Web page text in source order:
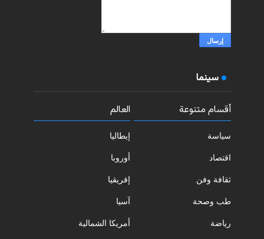
سينما
أقسام متنوعة
سياسة
اقتصاد
ثقافة وفن
طب وصحة
رياضة
العالم
إيطاليا
أوروبا
إفريقيا
آسيا
أمريكا الشمالية